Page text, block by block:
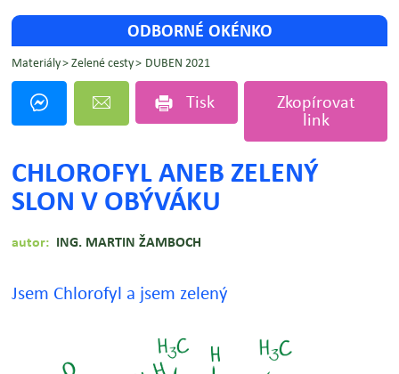
ODBORNÉ OKÉNKO
Materiály Zelené cesty DUBEN 2021
Tisk
Zkopírovat
link
CHLOROFYL ANEB ZELENÝ
SLON V OBÝVÁKU
autor: ING. MARTIN ŽAMBOCH
Jsem Chlorofyl a jsem zelený